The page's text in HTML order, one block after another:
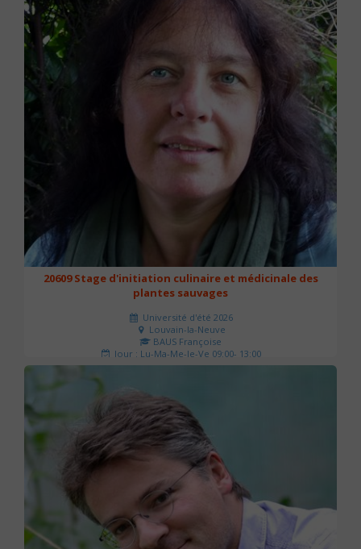
20609 Stage d'initiation culinaire et médicinale des
plantes sauvages
Université d'été 2026
Louvain-la-Neuve
BAUS Françoise
Jour : Lu-Ma-Me-Je-Ve 09:00- 13:00
Nombre de séances : 3